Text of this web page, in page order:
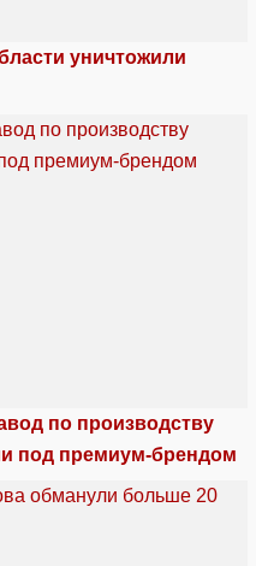
уничтожили
по производству
под премиум-брендом